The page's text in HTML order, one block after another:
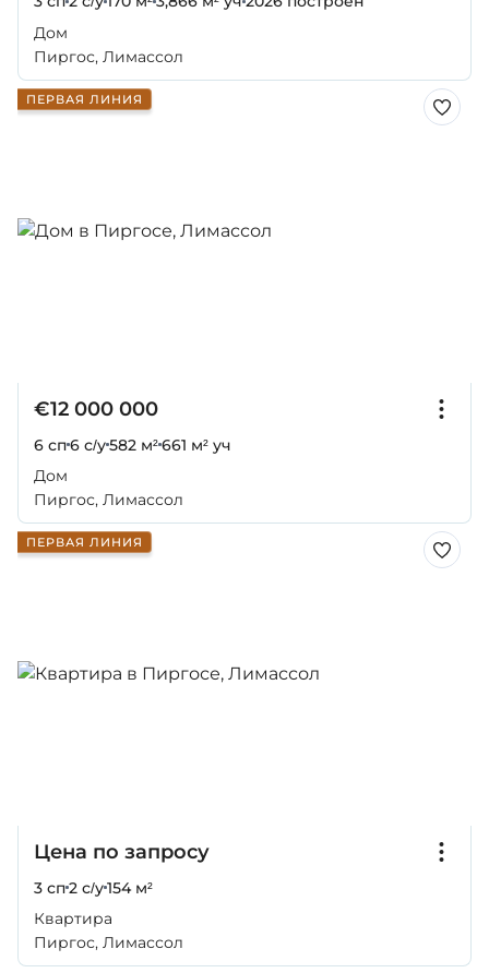
Дом
Пиргос, Лимассол
ПЕРВАЯ ЛИНИЯ
€12 000 000
6 сп6 с/у582 м²661 м² уч
Дом
Пиргос, Лимассол
ПЕРВАЯ ЛИНИЯ
Цена по запросу
3 сп2 с/у154 м²
Квартира
Пиргос, Лимассол